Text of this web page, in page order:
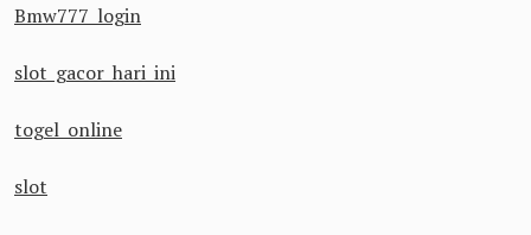
Bmw777 login
slot gacor hari ini
togel online
slot